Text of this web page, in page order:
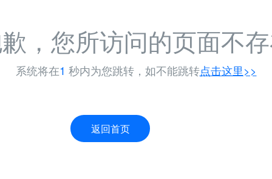
，您所访问的页面不
系统将在-1 秒内为您跳转，如不能跳转点击这里>>
返回首页